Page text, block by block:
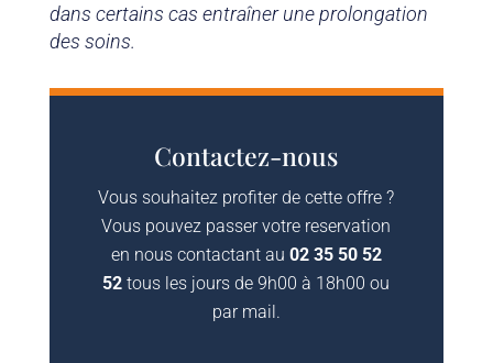
dans certains cas entraîner une prolongation
des soins.
Contactez-nous
Vous souhaitez profiter de cette offre ?
Vous pouvez passer votre reservation
en nous contactant au 02 35 50 52
52tous les jours de 9h00 à 18h00 ou
par mail.